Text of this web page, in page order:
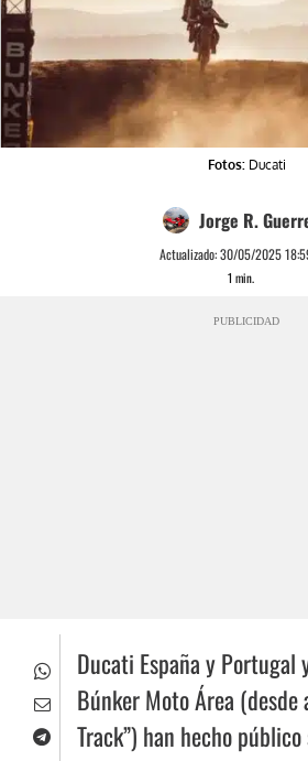
Fotos:Ducati
Jorge R.
Actualizado:30/05/2025
1 min.
PUBLICIDAD
Ducati España y
Búnker Moto Área (desde
Track”) han hecho